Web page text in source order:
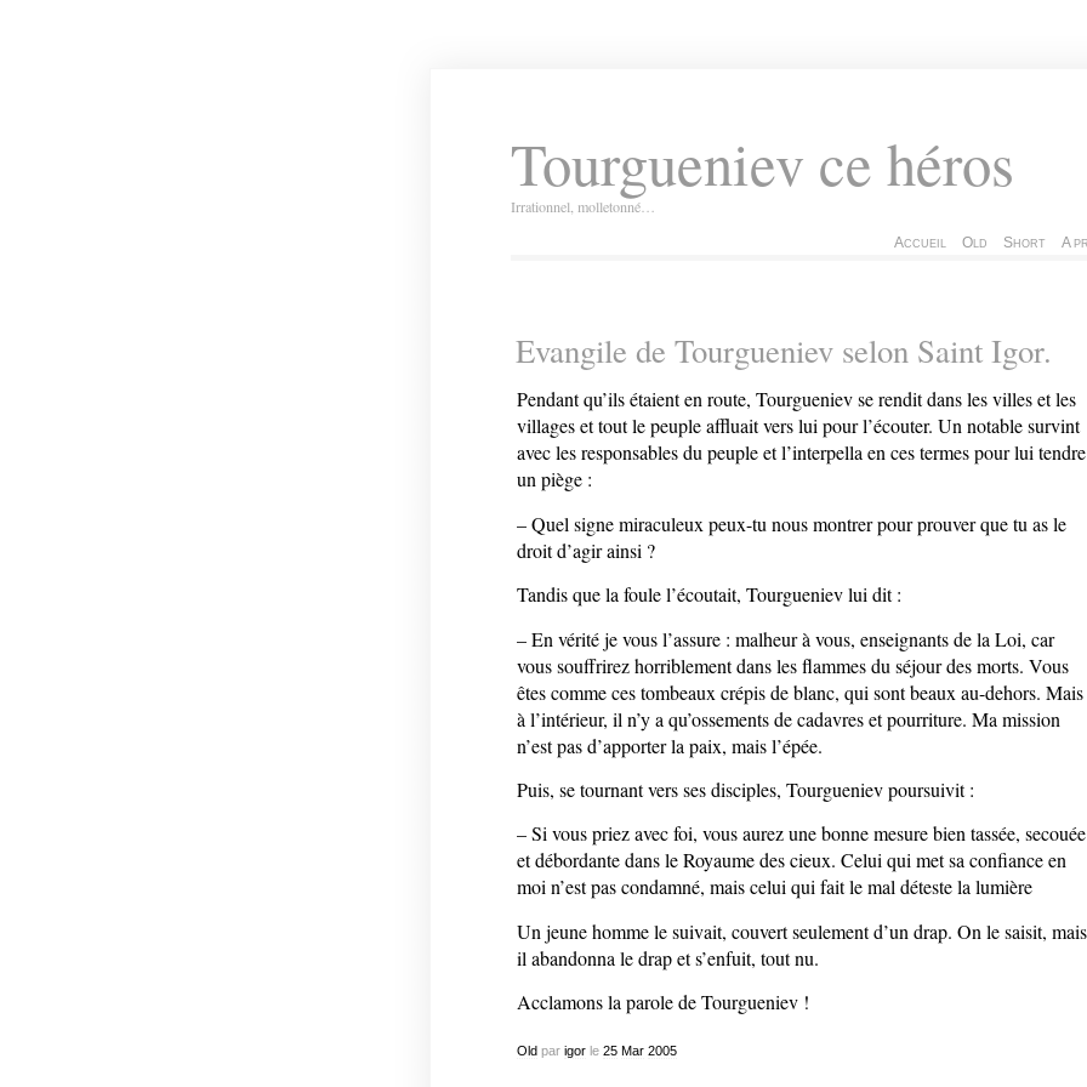
Tourgueniev ce héros
Irrationnel, molletonné…
Accueil Old Short A
Evangile de Tourgueniev selon Saint Igor.
Pendant qu’ils étaient en route, Tourgueniev se rendit dans les villes et les
villages et tout le peuple affluait vers lui pour l’écouter. Un notable survint
avec les responsables du peuple et l’interpella en ces termes pour lui tendre
un piège :
– Quel signe miraculeux peux-tu nous montrer pour prouver que tu as le
droit d’agir ainsi ?
Tandis que la foule l’écoutait, Tourgueniev lui dit :
– En vérité je vous l’assure : malheur à vous, enseignants de la Loi, car
vous souffrirez horriblement dans les flammes du séjour des morts. Vous
êtes comme ces tombeaux crépis de blanc, qui sont beaux au-dehors. Mais
à l’intérieur, il n’y a qu’ossements de cadavres et pourriture. Ma mission
n’est pas d’apporter la paix, mais l’épée.
Puis, se tournant vers ses disciples, Tourgueniev poursuivit :
– Si vous priez avec foi, vous aurez une bonne mesure bien tassée, secouée
et débordante dans le Royaume des cieux. Celui qui met sa confiance en
moi n’est pas condamné, mais celui qui fait le mal déteste la lumière
Un jeune homme le suivait, couvert seulement d’un drap. On le saisit, mais
il abandonna le drap et s’enfuit, tout nu.
Acclamons la parole de Tourgueniev !
Oldpar igorle 25 Mar 2005